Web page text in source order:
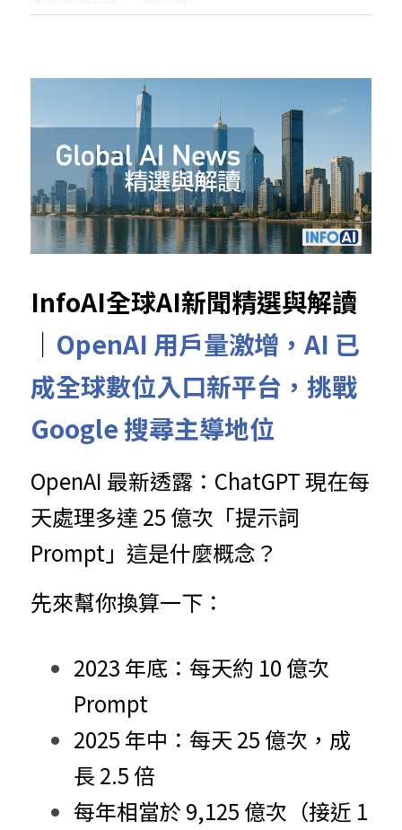
InfoAI全球AI新聞精選與解讀
｜ OpenAI 用戶量激增，AI 已
成全球數位入口新平台，挑戰
Google 搜尋主導地位
OpenAI 最新透露：ChatGPT 現在每
天處理多達 25 億次「提示詞
Prompt」這是什麼概念？
先來幫你換算一下：
2023 年底：每天約 10 億次
Prompt
2025 年中：每天 25 億次，成
長 2.5 倍
每年相當於 9,125 億次（接近 1